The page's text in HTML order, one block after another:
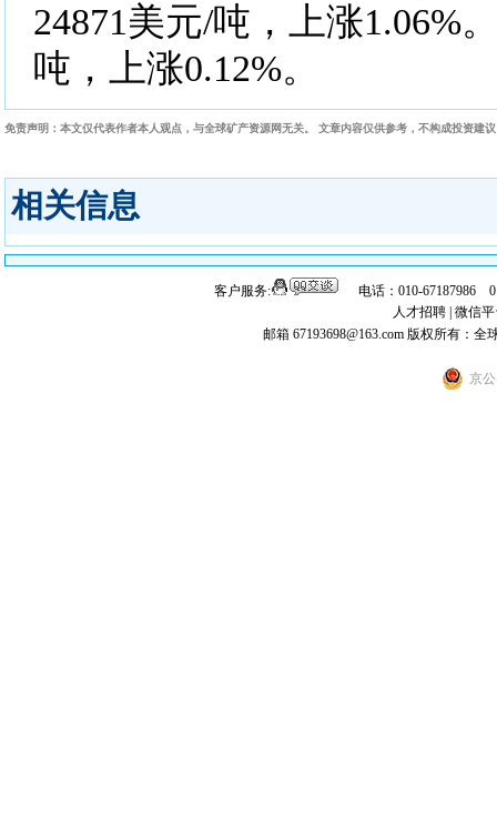
24871美元/吨，上涨1.06%
吨，上涨0.12%。
免责声明：本文仅代表作者本人观点，与全球矿产资源网无关。 文章内容仅供参考，不构成投资建
相关信息
客户服务:
电话：010-67187986
人才招聘 微信
邮箱 67193698@163.com 版权所有：全
京公